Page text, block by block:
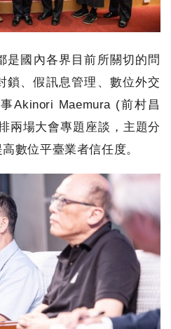
是國內各界目前所關切的問
鎖、假訊息管理、數位外交
Akinori Maemura (前村昌
兩場大會專題座談，主題分
數位平臺業者信任度。